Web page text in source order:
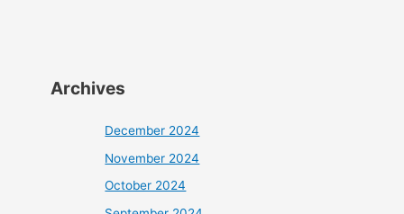
Archives
December 2024
November 2024
October 2024